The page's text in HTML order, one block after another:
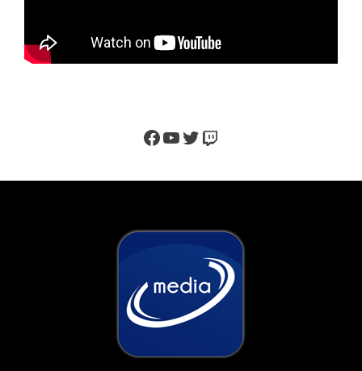
Facebook
YouTube
Twitter
Twitch